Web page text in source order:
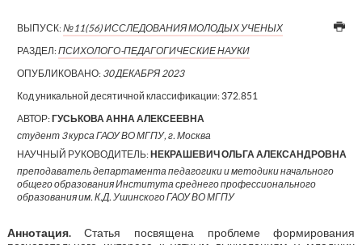
ВЫПУСК:№11(56) ИССЛЕДОВАНИЯ МОЛОДЫХ УЧЕНЫХ
РАЗДЕЛ:ПСИХОЛОГО-ПЕДАГОГИЧЕСКИЕ НАУКИ
ОПУБЛИКОВАНО: 30 ДЕКАБРЯ 2023
Код уникальной десятичной классификации: 372.851
АВТОР:ГУСЬКОВА АННА АЛЕКСЕЕВНА
студент 3 курса ГАОУ ВО МГПУ, г. Москва
НАУЧНЫЙ РУКОВОДИТЕЛЬ:НЕКРАШЕВИЧ ОЛЬГА АЛЕКСАНДРОВНА
преподаватель департамента педагогики и методики начального
общего образования Института среднего профессионального
образования им. К.Д. Ушинского ГАОУ ВО МГПУ
Аннотация.Статья посвящена проблеме формирования